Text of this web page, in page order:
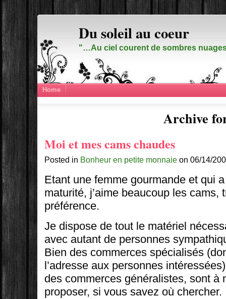
Du soleil au coeur
"…Au ciel courent de sombres
Home
Archive
Moi et mes cams chaudes
Posted in Bonheur en petite monnaie on 06/14/
Etant une femme gourmande et qui
maturité, j’aime beaucoup les cams,
préférence.
Je dispose de tout le matériel
avec autant de personnes
Bien des commerces spécialisés
l’adresse aux personnes
des commerces généralistes, sont à
proposer, si vous savez où chercher.